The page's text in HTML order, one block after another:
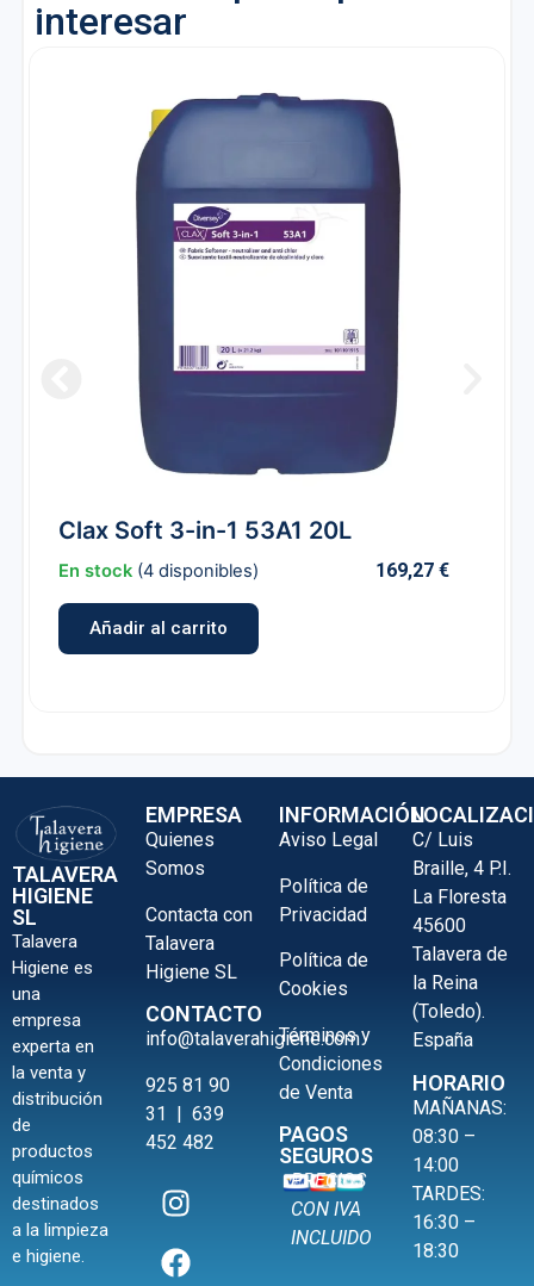
interesar
Clax Soft 3-in-1 53A1 20L
En stock (4 disponibles) 169,27 €
Añadir al carrito
TALAVERA
HIGIENE
SL
Talavera
Higiene es
una
empresa
experta en
la venta y
distribución
de
productos
químicos
destinados
a la limpieza
e higiene.
EMPRESA
Quienes
Somos
Contacta con
Talavera
Higiene SL
CONTACTO
info@talaverahigiene.com
925 81 90
31 | 639
452 482
INFORMACIÓN
Aviso Legal
Política de
Privacidad
Política de
Cookies
Términos y
Condiciones
de Venta
PAGOS
SEGUROS
PRECIOS
CON IVA
INCLUIDO
C/ Luis
Braille, 4 P.I.
La Floresta
45600
Talavera de
la Reina
(Toledo).
España
HORARIO
MAÑANAS:
08:30 –
14:00
TARDES:
16:30 –
18:30